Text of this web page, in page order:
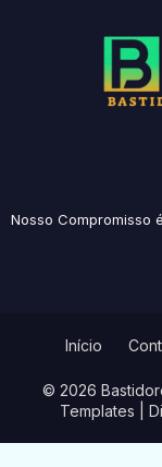
Nosso Compromisso
© 2026
Templates |
Início